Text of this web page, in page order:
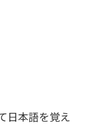
日本語を覚え